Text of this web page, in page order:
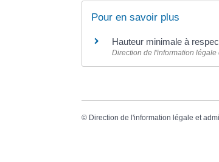
Pour en savoir plus
Hauteur minimale à
Direction de l'information
© Direction de l'information légale et